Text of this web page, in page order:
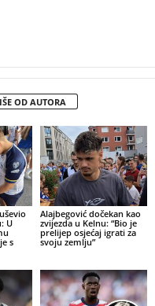
OD AUTORA
U
s
Alajbegović dočekan kao
zvijezda u Kelnu: “Bio je
prelijep osjećaj igrati za
svoju zemlju”